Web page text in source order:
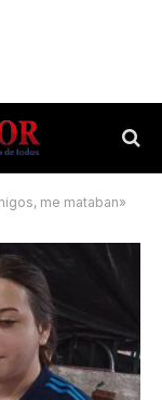
me mataban»